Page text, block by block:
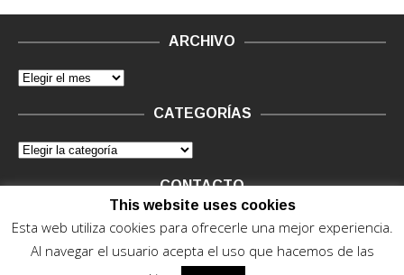
ARCHIVO
CATEGORÍAS
CONTACTO
Vinilo Negro.Consultas de anunciantes y Legal, en vinilo at
This website uses cookies
Esta web utiliza cookies para ofrecerle una mejor experiencia.
Al navegar el usuario acepta el uso que hacemos de las